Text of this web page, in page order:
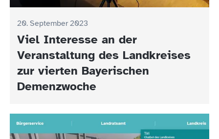
20. September 2023
Viel Interesse an der
Veranstaltung des Landkreises
zur vierten Bayerischen
Demenzwoche